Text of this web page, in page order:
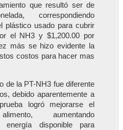
que resultó ser de
correspondiendo
plástico usado para cubrir
el NH3 y $1,200.00 por
más se hizo evidente la
costos para hacer mas
de la PT-NH3 fue diferente
debido aparentemente a
logró mejorarse el
aumentando
energía disponible para